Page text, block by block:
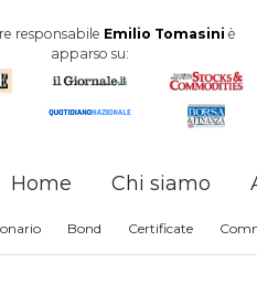
responsabile Emilio Tomasini è
apparso su:
Home Chi siamo
Bond Certificate